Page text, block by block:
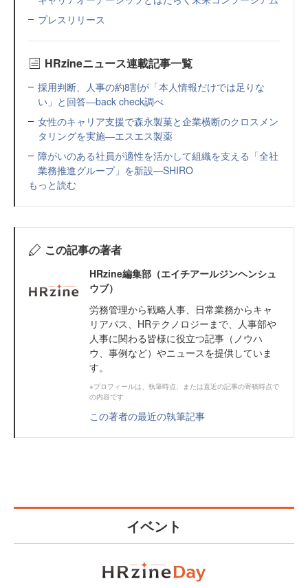
プレスリリース
HRzineニュース連載記事一覧
採用判断、人事の約8割が「本人情報だけでは足りな
い」と回答—back check調べ
女性のキャリア支援で森永製菓と企業横断のクロスメン
タリングを実施—エスエス製薬
障がいのある社員が適性を活かして組織を支える「全社
業務推進グループ」を新設—SHIRO
もっと読む
この記事の著者
HRzine編集部（エイチアールジンヘンシュ
ウブ）
労務管理から戦略人事、日常業務からキャ
リアパス、HRテクノロジーまで、人事部や
人事に関わる皆様に役立つ記事（ノウハ
ウ、事例など）やニュースを提供していま
す。
※プロフィールは、執筆時点、または直近の記事の寄稿時点で
の内容です
この著者の最近の執筆記事
イベント